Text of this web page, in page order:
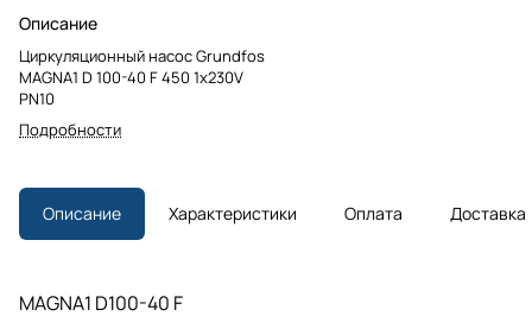
Описание
Циркуляционный насос Grundfos
MAGNA1 D 100-40 F 450 1x230V
PN10
Подробности
Описание Характеристики Оплата Доставка
MAGNA1 D100-40 F